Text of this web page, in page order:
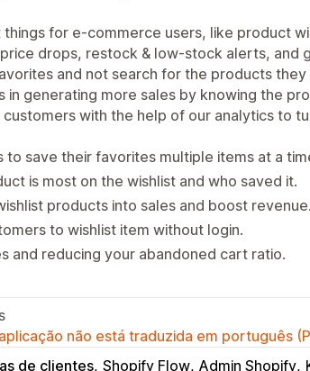
for e-commerce users, like product
drops, restock & low-stock alerts, and
and not search for the products
in generating more sales by knowing the
with the help of our analytics to
to save their favorites multiple items at a
is most on the wishlist and who saved it.
products into sales and boost revenue.
to wishlist item without login.
and reducing your abandoned cart ratio.
não está traduzida em português
de clientes Shopify Flow Admin Shopify